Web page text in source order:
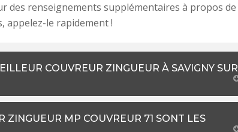
des renseignements supplémentaires à propos de
appelez-le rapidement !
COUVREUR ZINGUEUR À SAVIGNY SUR
ZINGUEUR MP COUVREUR 71 SONT LES